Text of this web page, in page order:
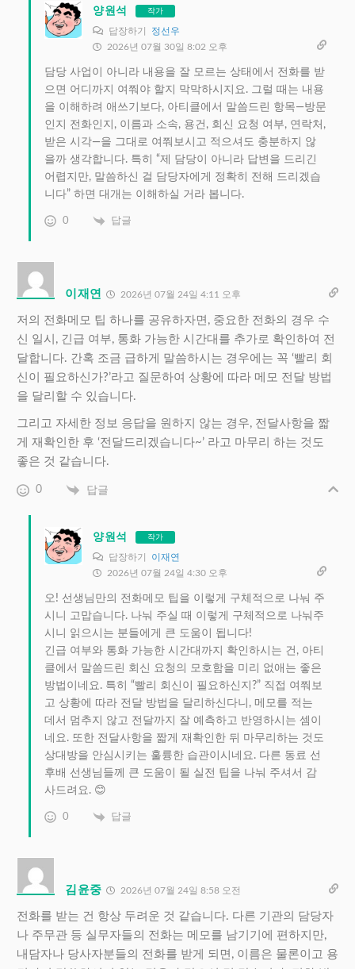
양원석 작가
답장하기 정선우
2026년 07월 30일 8:02 오후
담당 사업이 아니라 내용을 잘 모르는 상태에서 전화를 받
으면 어디까지 여쭤야 할지 막막하시지요. 그럴 때는 내용
을 이해하려 애쓰기보다, 아티클에서 말씀드린 항목—방문
인지 전화인지, 이름과 소속, 용건, 회신 요청 여부, 연락처,
받은 시각—을 그대로 여쭤보시고 적으셔도 충분하지 않
을까 생각합니다. 특히 “제 담당이 아니라 답변을 드리긴
어렵지만, 말씀하신 걸 담당자에게 정확히 전해 드리겠습
니다” 하면 대개는 이해하실 거라 봅니다.
0 답글
이재연 2026년 07월 24일 4:11 오후
저의 전화메모 팁 하나를 공유하자면, 중요한 전화의 경우 수
신 일시, 긴급 여부, 통화 가능한 시간대를 추가로 확인하여 전
달합니다. 간혹 조금 급하게 말씀하시는 경우에는 꼭 ‘빨리 회
신이 필요하신가?’라고 질문하여 상황에 따라 메모 전달 방법
을 달리할 수 있습니다.
그리고 자세한 정보 응답을 원하지 않는 경우, 전달사항을 짧
게 재확인한 후 ‘전달드리겠습니다~’ 라고 마무리 하는 것도
좋은 것 같습니다.
0 답글
양원석 작가
답장하기 이재연
2026년 07월 24일 4:30 오후
오! 선생님만의 전화메모 팁을 이렇게 구체적으로 나눠 주
시니 고맙습니다. 나눠 주실 때 이렇게 구체적으로 나눠주
시니 읽으시는 분들에게 큰 도움이 됩니다!
긴급 여부와 통화 가능한 시간대까지 확인하시는 건, 아티
클에서 말씀드린 회신 요청의 모호함을 미리 없애는 좋은
방법이네요. 특히 “빨리 회신이 필요하신지?” 직접 여쭤보
고 상황에 따라 전달 방법을 달리하신다니, 메모를 적는
데서 멈추지 않고 전달까지 잘 예측하고 반영하시는 셈이
네요. 또한 전달사항을 짧게 재확인한 뒤 마무리하는 것도
상대방을 안심시키는 훌륭한 습관이시네요. 다른 동료 선
후배 선생님들께 큰 도움이 될 실전 팁을 나눠 주셔서 감
사드려요. 😊
0 답글
김윤중 2026년 07월 24일 8:58 오전
전화를 받는 건 항상 두려운 것 같습니다. 다른 기관의 담당자
나 주무관 등 실무자들의 전화는 메모를 남기기에 편하지만,
내담자나 당사자분들의 전화를 받게 되면, 이름은 물론이고 용